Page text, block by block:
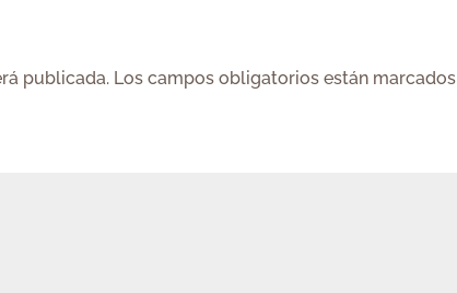
publicada. Los campos obligatorios están marcados